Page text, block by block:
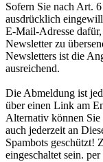
Sofern Sie nach Art.
ausdrücklich
E-Mail-Adresse
Newsletter zu
Newsletters ist die
ausreichend.
Die Abmeldung ist
über einen Link am
Alternativ können
auch jederzeit an
Spambots geschützt!
eingeschaltet sein. per